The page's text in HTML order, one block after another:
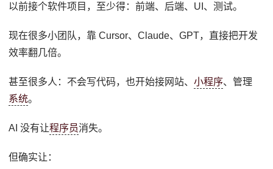
以前接个软件项目，至少得：前端、后端、UI、测试。
现在很多小团队，靠 Cursor、Claude、GPT，直接把开发
效率翻几倍。
甚至很多人：不会写代码，也开始接网站、小程序、管理
系统。
AI 没有让程序员消失。
但确实让：